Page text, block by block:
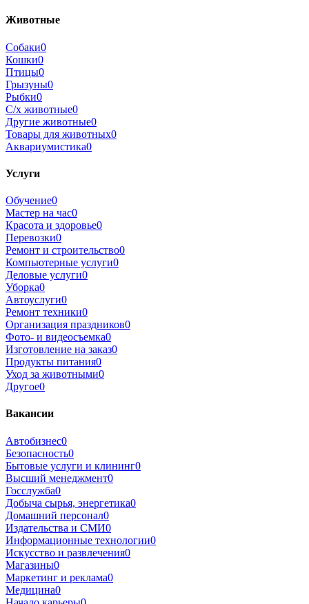
Животные
Собаки0
Кошки0
Птицы0
Грызуны0
Рыбки0
С/х животные0
Другие животные0
Товары для животных0
Аквариумистика0
Услуги
Обучение0
Мастер на час0
Красота и здоровье0
Перевозки0
Ремонт и строительство0
Компьютерные услуги0
Деловые услуги0
Уборка0
Автоуслуги0
Ремонт техники0
Организация праздников0
Фото- и видеосъемка0
Изготовление на заказ0
Продукты питания0
Уход за животными0
Другое0
Вакансии
Автобизнес0
Безопасность0
Бытовые услуги и клининг0
Высший менеджмент0
Госслужба0
Добыча сырья, энергетика0
Домашний персонал0
Издательства и СМИ0
Информационные технологии0
Искусство и развлечения0
Магазины0
Маркетинг и реклама0
Медицина0